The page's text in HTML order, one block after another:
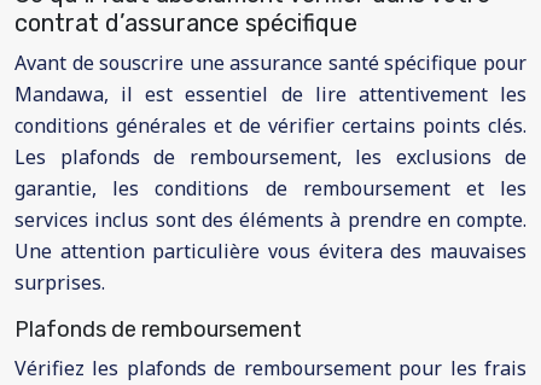
contrat d’assurance spécifique
Avant de souscrire une assurance santé spécifique pour
Mandawa, il est essentiel de lire attentivement les
conditions générales et de vérifier certains points clés.
Les plafonds de remboursement, les exclusions de
garantie, les conditions de remboursement et les
services inclus sont des éléments à prendre en compte.
Une attention particulière vous évitera des mauvaises
surprises.
Plafonds de remboursement
Vérifiez les plafonds de remboursement pour les frais